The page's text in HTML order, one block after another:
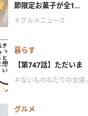
節限定お菓子が全1...
＃グルメニュース
暮らす
【第747話】ただいま
＃ないものねだりの女達。
グルメ